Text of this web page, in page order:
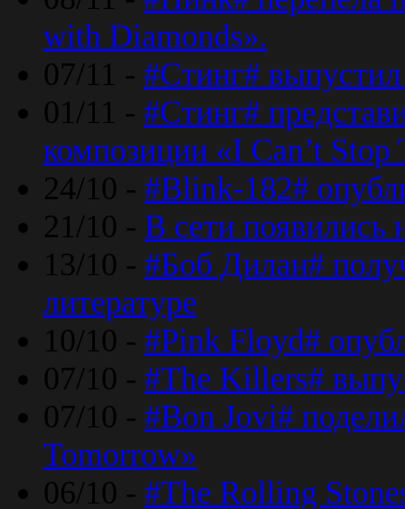
with Diamonds».
07/11 - #Стинг#
01/11 - #Стинг#
композиции «I Can’t
24/10 - #Blink-182#
21/10 - В сети появились
13/10 - #Боб Дилан#
литературе
10/10 - #Pink Floyd#
07/10 - #The Killers#
07/10 - #Bon Jovi#
Tomorrow»
06/10 - #The Rolling